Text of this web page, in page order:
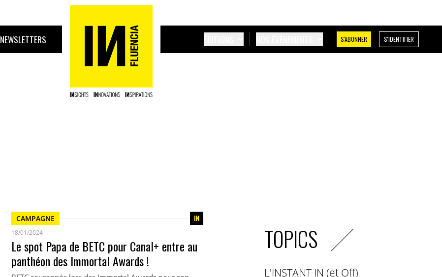
NEWSLETTERS S'ABONNER S'IDENTIFIER
CAMPAGNE
18/01/2024
Le spot Papa de BETC pour Canal+ entre au
panthéon des Immortal Awards !
TOPICS
L'INSTANT IN (et Off)